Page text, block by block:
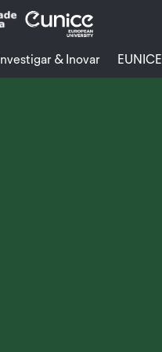
Investigar & Inovar EUNICE